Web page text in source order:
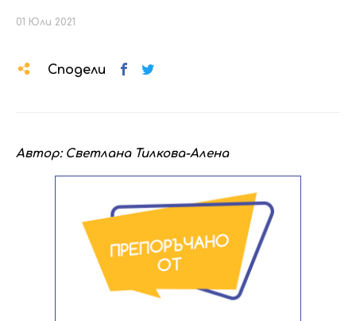
01 Юли 2021
Сподели
Автор: Светлана Тилкова-Алена